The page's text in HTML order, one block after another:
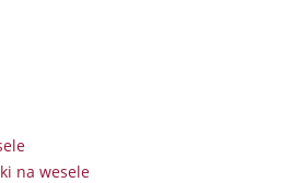
na wesele